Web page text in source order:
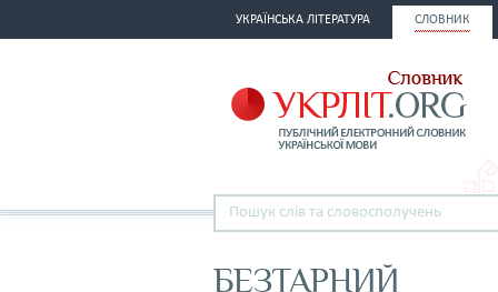
УКРАЇНСЬКА ЛІТЕРАТУРА СЛОВНИК
БЕЗТАРНИЙ